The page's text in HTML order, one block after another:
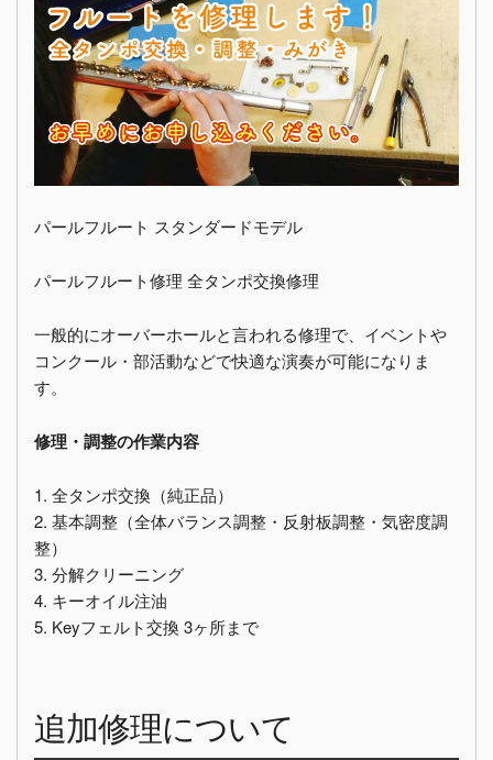
パールフルート スタンダードモデル
パールフルート修理 全タンポ交換修理
一般的にオーバーホールと言われる修理で、イベントや
コンクール・部活動などで快適な演奏が可能になりま
す。
修理・調整の作業内容
1. 全タンポ交換（純正品）
2. 基本調整（全体バランス調整・反射板調整・気密度調
整）
3. 分解クリーニング
4. キーオイル注油
5. Keyフェルト交換 3ヶ所まで
追加修理について